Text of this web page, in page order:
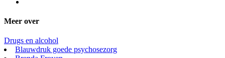
Meer over
Drugs en alcohol
Blauwdruk goede psychosezorg